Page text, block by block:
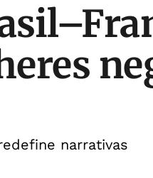
narrativas